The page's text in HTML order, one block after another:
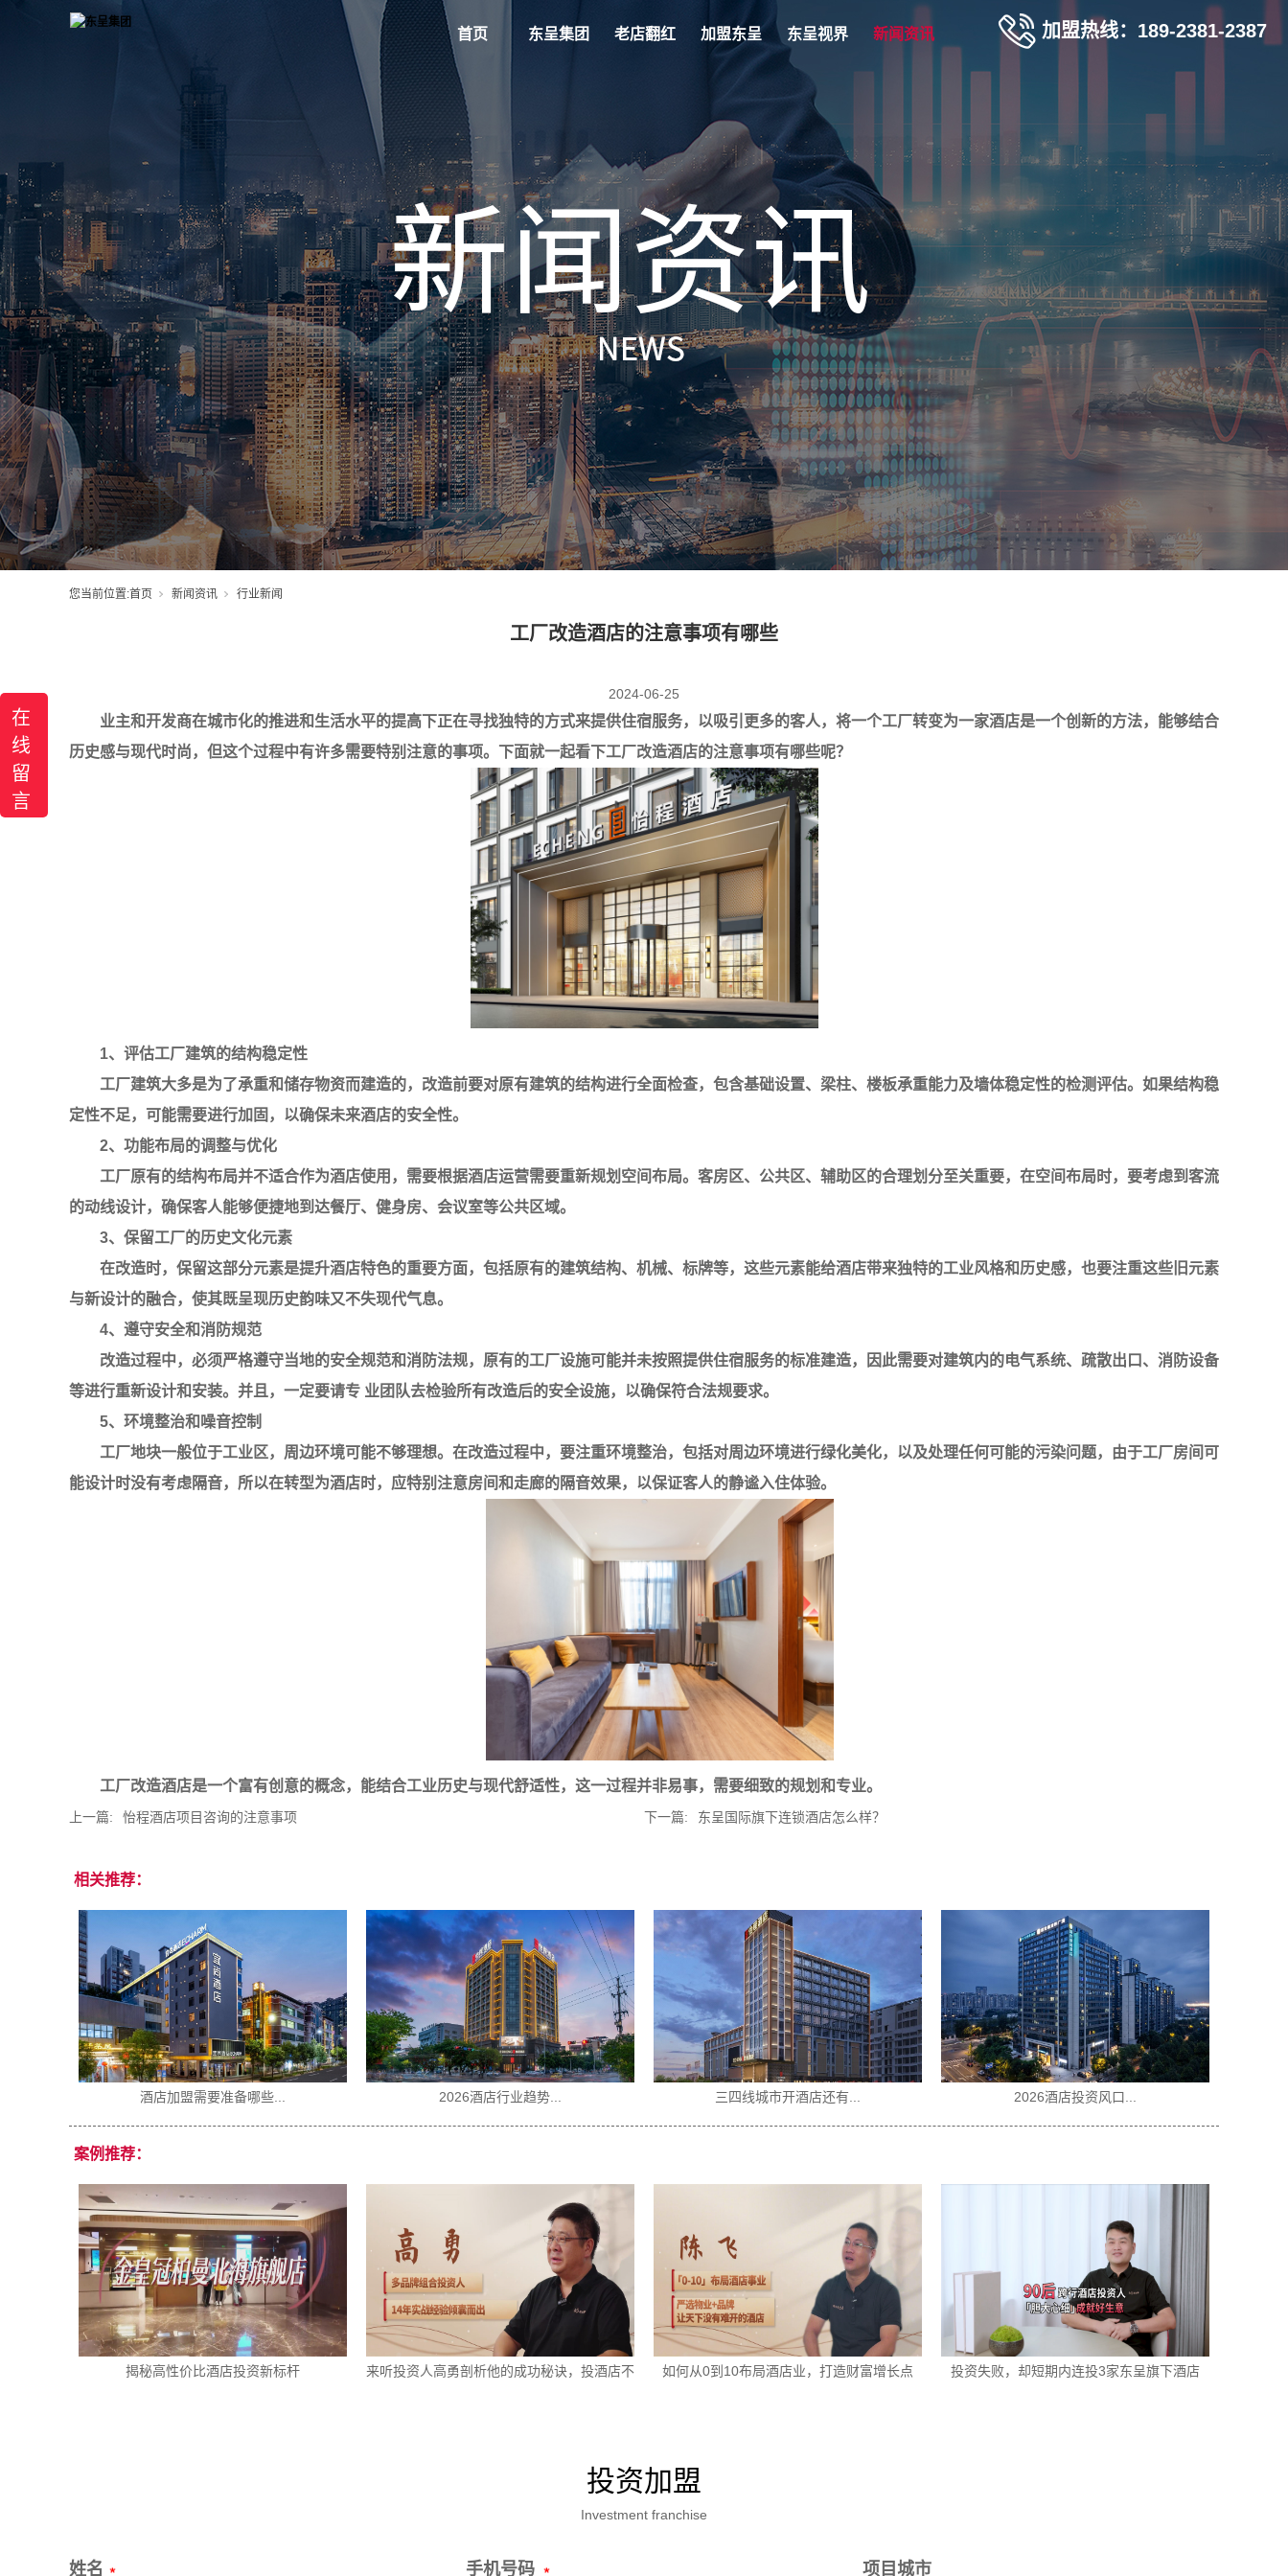
首页 东呈集团 老店翻红 加盟东呈 东呈视界 新闻资讯 加盟热线：189-2381-2387
您当前位置:首页 新闻资讯 行业新闻
工厂改造酒店的注意事项有哪些
2024-06-25
业主和开发商在城市化的推进和生活水平的提高下正在寻找独特的方式来提供住宿服务，以吸引更多的客人，将一个工厂转变为一家酒店是一个创新的方法，能够结合
历史感与现代时尚，但这个过程中有许多需要特别注意的事项。下面就一起看下工厂改造酒店的注意事项有哪些呢？
1、评估工厂建筑的结构稳定性
工厂建筑大多是为了承重和储存物资而建造的，改造前要对原有建筑的结构进行全面检查，包含基础设置、梁柱、楼板承重能力及墙体稳定性的检测评估。如果结构稳
定性不足，可能需要进行加固，以确保未来酒店的安全性。
2、功能布局的调整与优化
工厂原有的结构布局并不适合作为酒店使用，需要根据酒店运营需要重新规划空间布局。客房区、公共区、辅助区的合理划分至关重要，在空间布局时，要考虑到客流
的动线设计，确保客人能够便捷地到达餐厅、健身房、会议室等公共区域。
3、保留工厂的历史文化元素
在改造时，保留这部分元素是提升酒店特色的重要方面，包括原有的建筑结构、机械、标牌等，这些元素能给酒店带来独特的工业风格和历史感，也要注重这些旧元素
与新设计的融合，使其既呈现历史韵味又不失现代气息。
4、遵守安全和消防规范
改造过程中，必须严格遵守当地的安全规范和消防法规，原有的工厂设施可能并未按照提供住宿服务的标准建造，因此需要对建筑内的电气系统、疏散出口、消防设备
等进行重新设计和安装。并且，一定要请专 业团队去检验所有改造后的安全设施，以确保符合法规要求。
5、环境整治和噪音控制
工厂地块一般位于工业区，周边环境可能不够理想。在改造过程中，要注重环境整治，包括对周边环境进行绿化美化，以及处理任何可能的污染问题，由于工厂房间可
能设计时没有考虑隔音，所以在转型为酒店时，应特别注意房间和走廊的隔音效果，以保证客人的静谧入住体验。
工厂改造酒店是一个富有创意的概念，能结合工业历史与现代舒适性，这一过程并非易事，需要细致的规划和专业。‍
上一篇: 怡程酒店项目咨询的注意事项 下一篇: 东呈国际旗下连锁酒店怎么样？
相关推荐：
2026酒店行业趋势... 三四线城市开酒店还有... 2026酒店投资风口... 城市便捷酒店加盟条件...
案例推荐：
揭秘高性价比酒店投资新标杆
来听投资人高勇剖析他的成功秘诀，投酒店不
如何从0到10布局酒店业，打造财富增长点 投资失败，却短期内连投3家东呈旗下酒店
投资加盟
Investment franchise
姓名 手机号码 项目城市
在
线
留
言